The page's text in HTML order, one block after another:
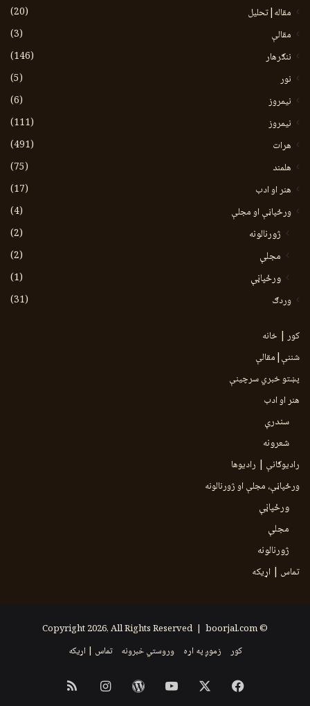
مقاله|تحلیل
(20)
مقالې
(3)
ننګرهار
(146)
نور
(5)
نيمروز
(6)
نیمروز
(111)
هرات
(491)
هلمند
(75)
هنر او ادب
(17)
ورځپاڼې او مجلې
(4)
ژورنالونه
(2)
مجلې
(2)
ورځپاڼې
(1)
وردګ
(31)
کور | خانه
شننې|مقالې
پښتو خبري سرچينې
هنر او ادب
سندرې
شعرونه
رادیوګانې | رادیوها
ورځپاڼې، مجلې او ژورنالونه
ورځپاڼې
مجلې
ژورنالونه
تماس | اړیکه
© Copyright 2026, All Rights Reserved |
boorjal.com
کور
زموږ په اړه وروستي خبرونه تماس | اړیکه
Facebook
YouTube
WordPress
Instagram
RSS